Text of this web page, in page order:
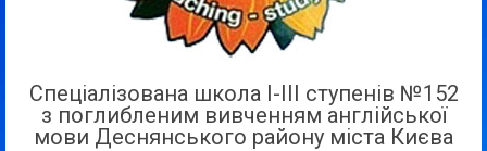
Спеціалізована школа І-ІІІ ступенів №152
з поглибленим вивченням англійської
мови Деснянського району міста Києва